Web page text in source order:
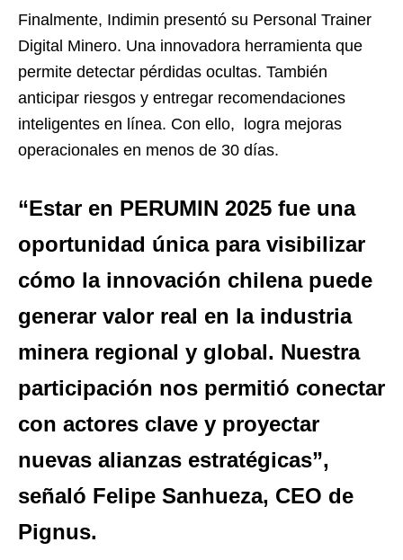
Finalmente, Indimin presentó su Personal Trainer
Digital Minero. Una innovadora herramienta que
permite detectar pérdidas ocultas. También
anticipar riesgos y entregar recomendaciones
inteligentes en línea. Con ello, logra mejoras
operacionales en menos de 30 días.
“Estar en PERUMIN 2025 fue una
oportunidad única para visibilizar
cómo la innovación chilena puede
generar valor real en la industria
minera regional y global. Nuestra
participación nos permitió conectar
con actores clave y proyectar
nuevas alianzas estratégicas”,
señaló Felipe Sanhueza, CEO de
Pignus.